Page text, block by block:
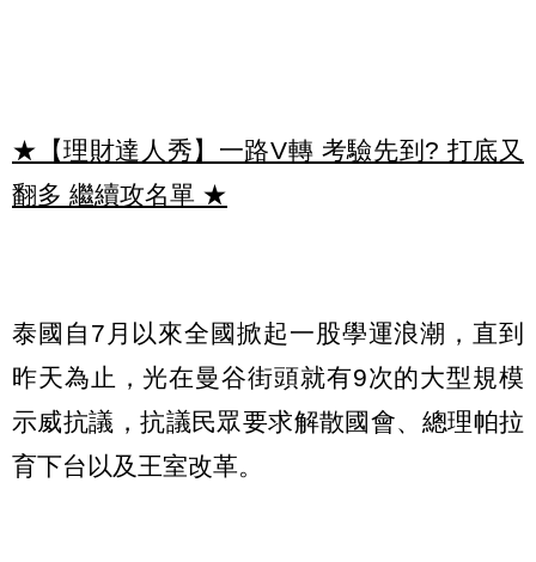
★【理財達人秀】一路V轉 考驗先到? 打底又
翻多 繼續攻名單 ★
泰國自7月以來全國掀起一股學運浪潮，直到
昨天為止，光在曼谷街頭就有9次的大型規模
示威抗議，抗議民眾要求解散國會、總理帕拉
育下台以及王室改革。